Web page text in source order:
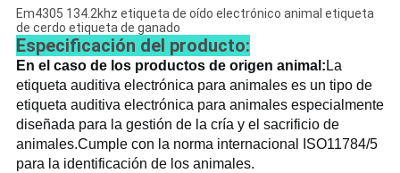
Em4305 134.2khz etiqueta de oído electrónico animal etiqueta
de cerdo etiqueta de ganado
Especificación del producto:
En el caso de los productos de origen animal:La
etiqueta auditiva electrónica para animales es un tipo de
etiqueta auditiva electrónica para animales especialmente
diseñada para la gestión de la cría y el sacrificio de
animales.Cumple con la norma internacional ISO11784/5
para la identificación de los animales.